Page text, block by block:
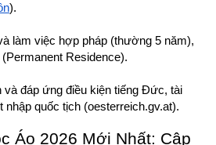
).
làm việc hợp pháp (thường 5 năm),
Residence).
và đáp ứng điều kiện tiếng Đức, tài
nhập quốc tịch (oesterreich.gv.at).
Áo 2026 Mới Nhất: Cập